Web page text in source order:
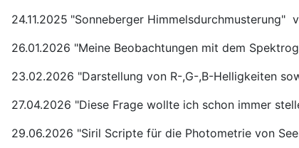
24.11.2025 "Sonneberger Himmelsdurchmusterung"
26.01.2026 "Meine Beobachtungen mit dem
23.02.2026 "Darstellung von R-,G-,B-Helligkeiten
27.04.2026 "Diese Frage wollte ich schon immer
29.06.2026 "Siril Scripte für die Photometrie von